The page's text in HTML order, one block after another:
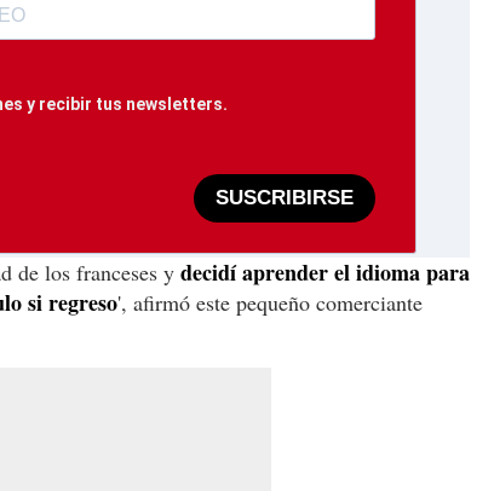
y recibir tus newsletters.
SUSCRIBIRSE
de los franceses y decidí aprender el idioma para
si regreso', afirmó este pequeño comerciante